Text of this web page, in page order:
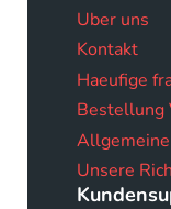
Uber uns
Kontakt
Haeufige
Bestellung
Unsere